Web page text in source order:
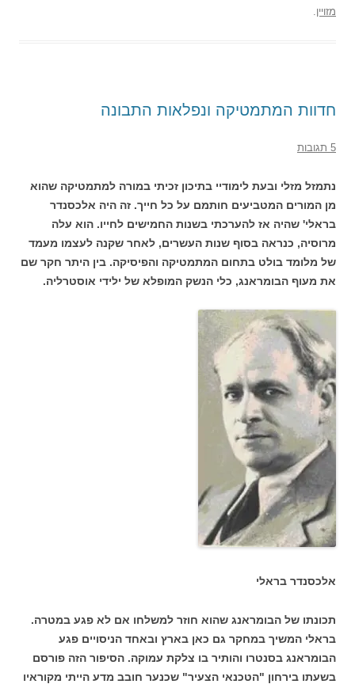
מזויין.
חדוות המתמטיקה ונפלאות התבונה
נתמזל מזלי ובעת לימודיי בתיכון זכיתי במורה למתמטיקה שהוא
מן המורים המטביעים חותמם על כל חייך. זה היה אלכסנדר
בראלי' שהיה אז להערכתי בשנות החמישים לחייו. הוא עלה
מרוסיה, כנראה בסוף שנות העשרים, לאחר שקנה לעצמו מעמד
של מלומד בולט בתחום המתמטיקה והפיסיקה. בין היתר חקר שם
את מעוף הבומראנג, כלי הנשק המופלא של ילידי אוסטרליה.
אלכסנדר בראלי
תכונתו של הבומראנג שהוא חוזר למשלחו אם לא פגע במטרה.
בראלי המשיך במחקר גם כאן בארץ ובאחד הניסויים פגע
הבומראנג בסנטרו והותיר בו צלקת עמוקה. הסיפור הזה פורסם
בשעתו בירחון "הטכנאי הצעיר" שכנער חובב מדע הייתי מקוראיו